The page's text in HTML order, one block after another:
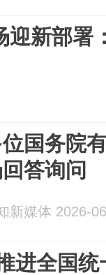
迎新部署
国务院
答询问
新媒体 2026-
进全国